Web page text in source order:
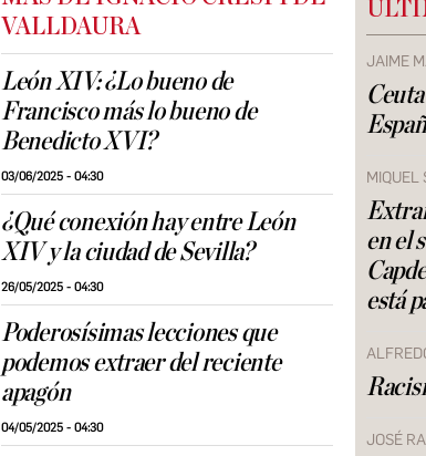
VALLDAURA
León XIV: ¿Lo bueno de
Francisco más lo bueno de
Benedicto XVI?
03/06/2025 - 04:30
¿Qué conexión hay entre León
XIV y la ciudad de Sevilla?
26/05/2025 - 04:30
Poderosísimas lecciones que
podemos extraer del reciente
apagón
04/05/2025 - 04:30
JAIME
MIQUEL
en el
está
JOSÉ